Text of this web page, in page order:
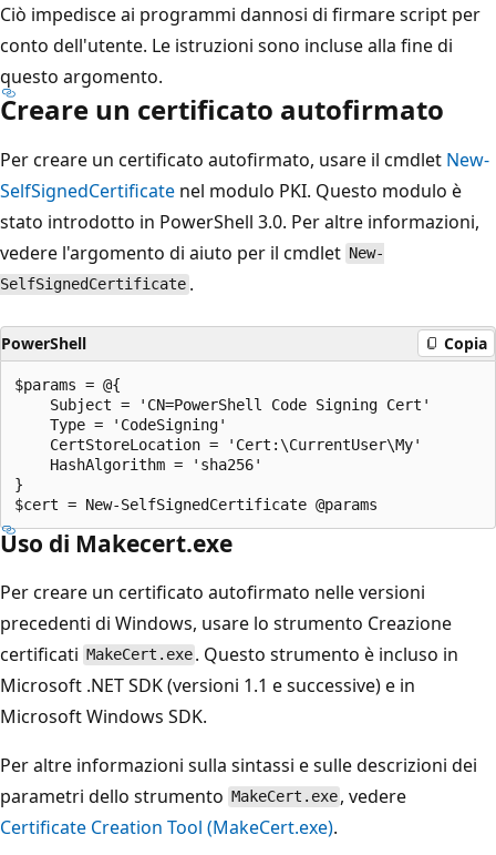
Ciò impedisce ai programmi dannosi di firmare script per
conto dell'utente. Le istruzioni sono incluse alla fine di
questo argomento.
Creare un certificato autofirmato
Per creare un certificato autofirmato, usare il cmdlet New-
SelfSignedCertificate nel modulo PKI. Questo modulo è
stato introdotto in PowerShell 3.0. Per altre informazioni,
vedere l'argomento di aiuto per il cmdlet New-
SelfSignedCertificate .
PowerShell Copia
$params = @{
    Subject = 'CN=PowerShell Code Signing Cert'
    Type = 'CodeSigning'
    CertStoreLocation = 'Cert:\CurrentUser\My'
    HashAlgorithm = 'sha256'
}
Uso di Makecert.exe
Per creare un certificato autofirmato nelle versioni
precedenti di Windows, usare lo strumento Creazione
certificati MakeCert.exe . Questo strumento è incluso in
Microsoft .NET SDK (versioni 1.1 e successive) e in
Microsoft Windows SDK.
Per altre informazioni sulla sintassi e sulle descrizioni dei
parametri dello strumento MakeCert.exe , vedere
Certificate Creation Tool (MakeCert.exe).